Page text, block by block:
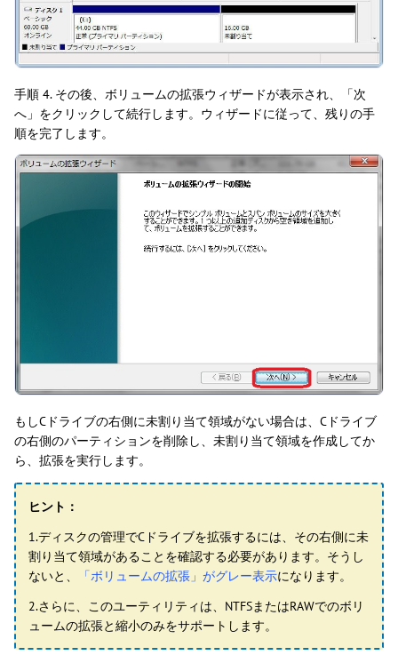
手順 4. その後、ボリュームの拡張ウィザードが表示され、「次
へ」をクリックして続行します。ウィザードに従って、残りの手
順を完了します。
もしCドライブの右側に未割り当て領域がない場合は、Cドライブ
の右側のパーティションを削除し、未割り当て領域を作成してか
ら、拡張を実行します。
ヒント：
1.ディスクの管理でCドライブを拡張するには、その右側に未
割り当て領域があることを確認する必要があります。そうし
ないと、
「ボリュームの拡張」がグレー表示になります。
2.さらに、このユーティリティは、NTFSまたはRAWでのボリ
ュームの拡張と縮小のみをサポートします。